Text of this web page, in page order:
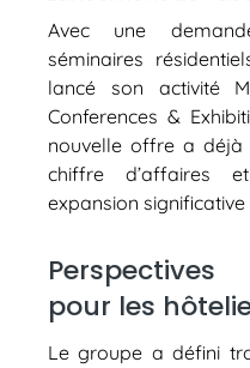
Avec une
séminaires
lancé son activité
Conferences &
nouvelle offre a
chiffre d’affaires
expansion significative
pour les
Le groupe a défini